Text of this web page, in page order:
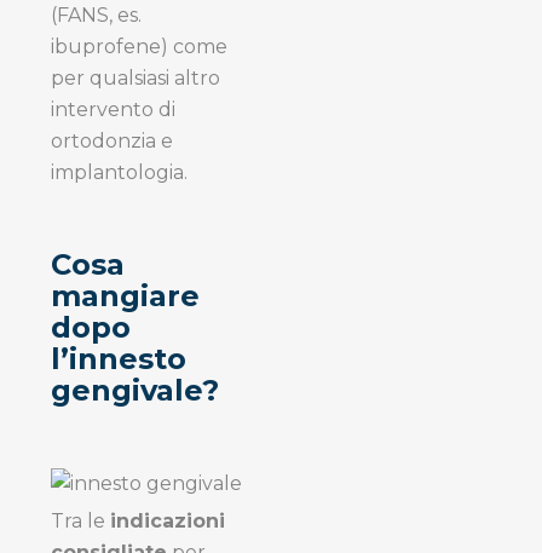
(FANS, es.
ibuprofene) come
per qualsiasi altro
intervento di
ortodonzia e
implantologia.
Cosa
mangiare
dopo
l’innesto
gengivale?
Tra le indicazioni